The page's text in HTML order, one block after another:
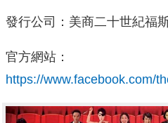
發行公司：美商二十世紀福
官方網站：
https://www.facebook.com/